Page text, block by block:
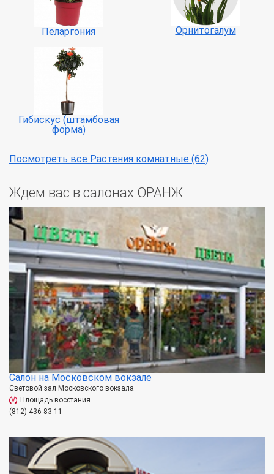
Пеларгония Орнитогалум
Гибискус (штамбовая
форма)
Посмотреть все Растения комнатные (62)
Ждем вас в салонах ОРАНЖ
Салон на Московском вокзале
Световой зал Московского вокзала
Площадь восстания
(812) 436-83-11